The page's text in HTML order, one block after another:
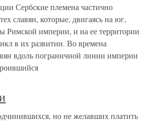
Сербские племена частично
славян, которые, двигаясь на юг,
Римской империи, и на ее территории
в их развитии. Во времена
вдоль пограничной линии империи
но не желавших платить